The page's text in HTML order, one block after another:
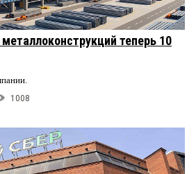
теперь 10
1008